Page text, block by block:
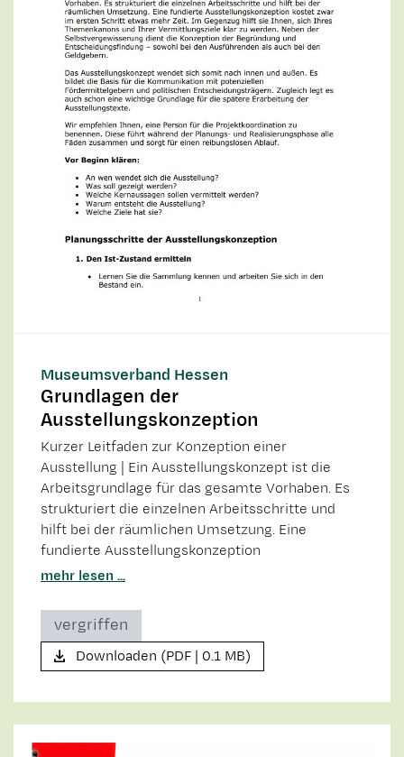
Museumsverband Hessen
Grundlagen der
Ausstellungskonzeption
Kurzer Leitfaden zur Konzeption einer
Ausstellung | Ein Ausstellungskonzept ist die
Arbeitsgrundlage für das gesamte Vorhaben. Es
strukturiert die einzelnen Arbeitsschritte und
hilft bei der räumlichen Umsetzung. Eine
fundierte Ausstellungskonzeption
mehr lesen ...
vergriffen
Downloaden (PDF | 0.1 MB)